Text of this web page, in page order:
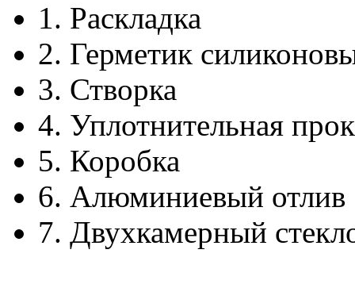
1. Раскладка
2. Герметик
3. Створка
4. Уплотнительная
5. Коробка
6. Алюминиевый отлив
7. Двухкамерный